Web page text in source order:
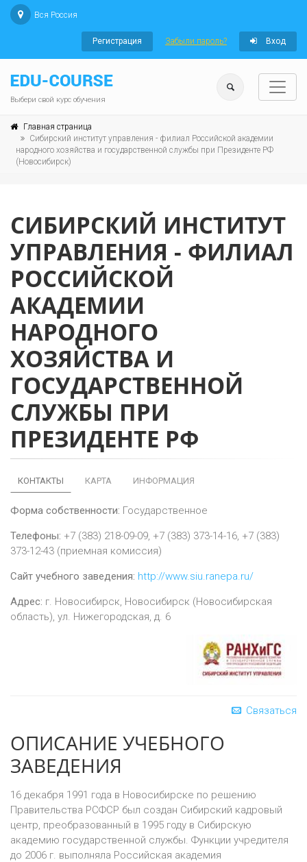
Вся Россия
Регистрация Забыли пароль? Вход
Выбери свой курс обучения
Главная страница
Сибирский институт управления - филиал Российской академии
народного хозяйства и государственной службы при Президенте РФ
(Новосибирск)
СИБИРСКИЙ ИНСТИТУТ
УПРАВЛЕНИЯ - ФИЛИАЛ
РОССИЙСКОЙ
АКАДЕМИИ
НАРОДНОГО
ХОЗЯЙСТВА И
ГОСУДАРСТВЕННОЙ
СЛУЖБЫ ПРИ
ПРЕЗИДЕНТЕ РФ
КОНТАКТЫ КАРТА ИНФОРМАЦИЯ
Форма собственности: Государственное
Телефоны: +7 (383) 218-09-09, +7 (383) 373-14-16, +7 (383)
373-12-43 (приемная комиссия)
Сайт учебного заведения: http://www.siu.ranepa.ru/
Адрес: г. Новосибирск, Новосибирск (Новосибирская
область), ул. Нижегородская, д. 6
Связаться
ОПИСАНИЕ УЧЕБНОГО
ЗАВЕДЕНИЯ
16 декабря 1991 года в Новосибирске по решению
Правительства РСФСР был создан Сибирский кадровый
центр, преобразованный в 1995 году в Сибирскую
академию государственной службы. Функции учредителя
до 2006 г. выполняла Российская академия